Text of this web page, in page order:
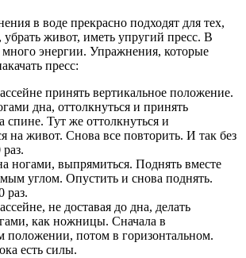
в воде прекрасно подходят для тех,
убрать живот, иметь упругий пресс. В
много энергии. Упражнения, которые
пресс:
принять вертикальное положение.
дна, оттолкнуться и принять
спине. Тут же оттолкнуться и
на живот. Снова все повторить. И так без
ногами, выпрямиться. Поднять вместе
углом. Опустить и снова поднять.
раз.
не доставая до дна, делать
как ножницы. Сначала в
положении, потом в горизонтальном.
есть силы.